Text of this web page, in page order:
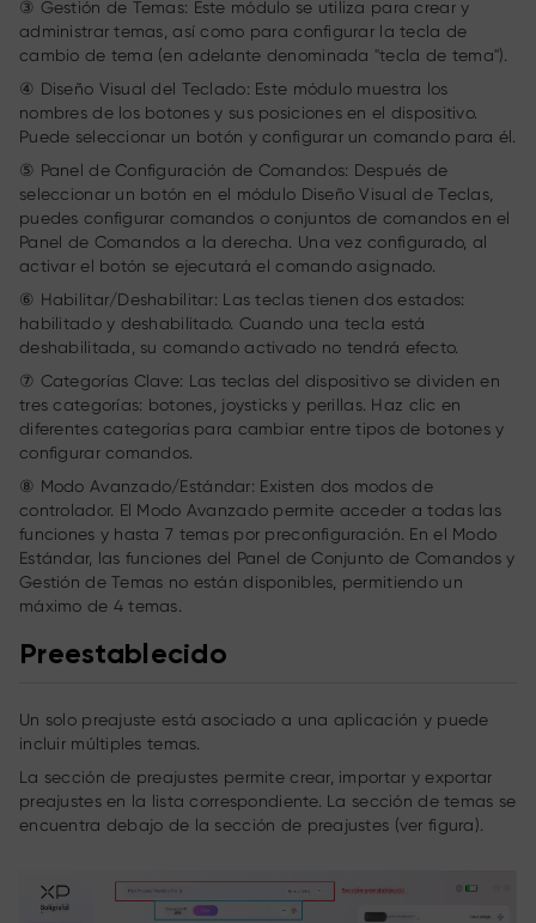
③ Gestión de Temas: Este módulo se utiliza para crear y
administrar temas, así como para configurar la tecla de
cambio de tema (en adelante denominada "tecla de tema").
④ Diseño Visual del Teclado: Este módulo muestra los
nombres de los botones y sus posiciones en el dispositivo.
Puede seleccionar un botón y configurar un comando para él.
⑤ Panel de Configuración de Comandos: Después de
seleccionar un botón en el módulo Diseño Visual de Teclas,
puedes configurar comandos o conjuntos de comandos en el
Panel de Comandos a la derecha. Una vez configurado, al
activar el botón se ejecutará el comando asignado.
⑥ Habilitar/Deshabilitar: Las teclas tienen dos estados:
habilitado y deshabilitado. Cuando una tecla está
deshabilitada, su comando activado no tendrá efecto.
⑦ Categorías Clave: Las teclas del dispositivo se dividen en
tres categorías: botones, joysticks y perillas. Haz clic en
diferentes categorías para cambiar entre tipos de botones y
configurar comandos.
⑧ Modo Avanzado/Estándar: Existen dos modos de
controlador. El Modo Avanzado permite acceder a todas las
funciones y hasta 7 temas por preconfiguración. En el Modo
Estándar, las funciones del Panel de Conjunto de Comandos y
Gestión de Temas no están disponibles, permitiendo un
máximo de 4 temas.
Preestablecido
Un solo preajuste está asociado a una aplicación y puede
incluir múltiples temas.
La sección de preajustes permite crear, importar y exportar
preajustes en la lista correspondiente. La sección de temas se
encuentra debajo de la sección de preajustes (ver figura).